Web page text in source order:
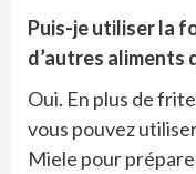
Puis-je utiliser la
d’autres aliments
Oui. En plus de
vous pouvez
Miele pour